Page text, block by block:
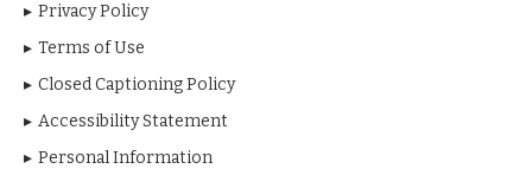
Privacy Policy
Terms of Use
Closed Captioning Policy
Accessibility Statement
Personal Information